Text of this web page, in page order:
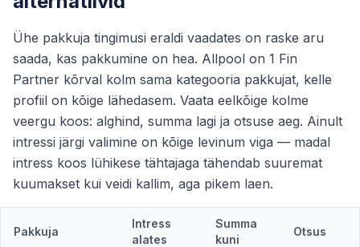
Ühe pakkuja tingimusi eraldi vaadates on raske aru
saada, kas pakkumine on hea. Allpool on 1 Fin
Partner kõrval kolm sama kategooria pakkujat, kelle
profiil on kõige lähedasem. Vaata eelkõige kolme
veergu koos: alghind, summa lagi ja otsuse aeg. Ainult
intressi järgi valimine on kõige levinum viga — madal
intress koos lühikese tähtajaga tähendab suuremat
kuumakset kui veidi kallim, aga pikem laen.
Pakkuja
Intress
alates
Summa
kuni
Otsus